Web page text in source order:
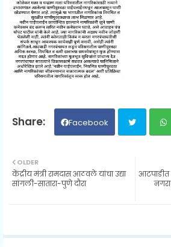
Facebook
ats
OLDER
केंद्रीय मंत्री रामदास आठवले यांचा उद्या
सांगली-सातारा-पुणे दौरा